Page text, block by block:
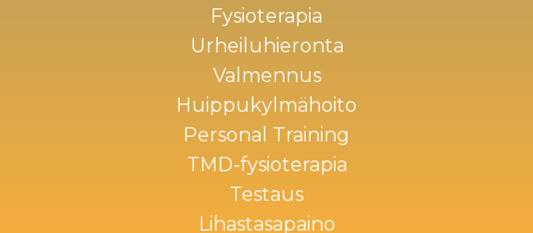
Fysioterapia
Urheiluhieronta
Valmennus
Huippukylmähoito
Personal Training
TMD-fysioterapia
Testaus
Lihastasapaino